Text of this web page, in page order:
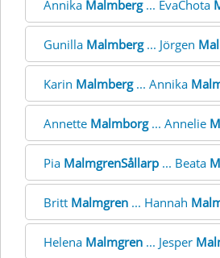
Annika Malmberg... EvaChota
Gunilla Malmberg... Jörgen
Karin Malmberg... Annika
Annette Malmborg... Annelie
Pia MalmgrenSållarp ... Beata
Britt Malmgren ... Hannah
Helena Malmgren ... Jesper